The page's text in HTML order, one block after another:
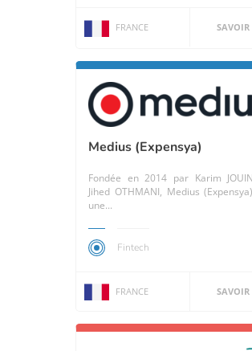
FRANCE SAVOIR
Medius (Expensya)
Fondée en 2014 par Karim
Jihed OTHMANI, Medius
une...
Fintech
FRANCE SAVOIR